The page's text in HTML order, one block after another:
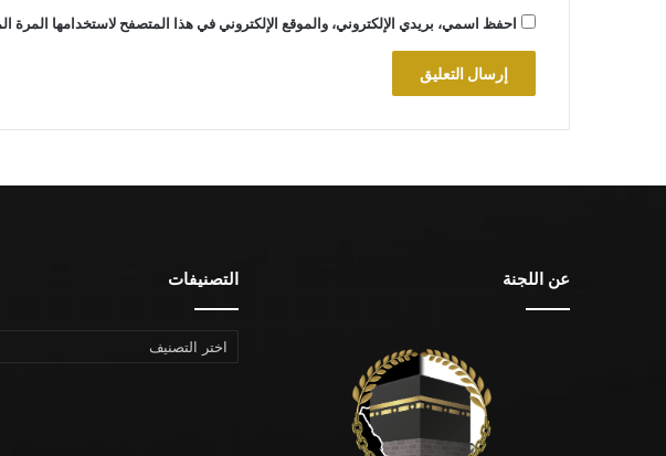
احفظ اسمي، بريدي الإلكتروني، والموقع الإلكتروني في هذا المتصفح لاستخدامها المرة
عن اللجنة التصنيفات
التصنيفات